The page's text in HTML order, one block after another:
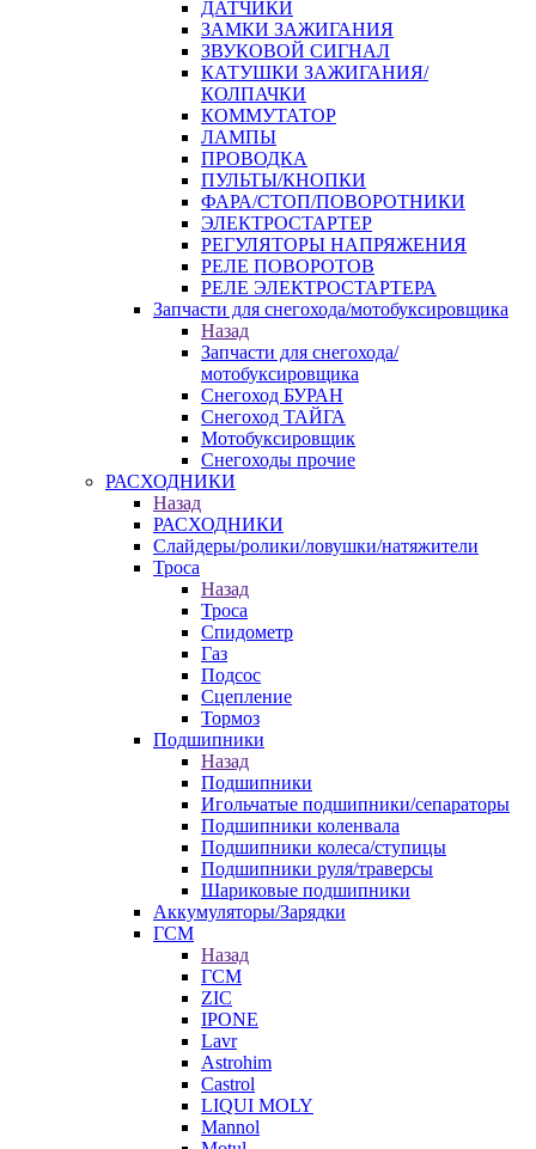
ДАТЧИКИ
ЗАМКИ ЗАЖИГАНИЯ
ЗВУКОВОЙ СИГНАЛ
КАТУШКИ ЗАЖИГАНИЯ/
КОЛПАЧКИ
КОММУТАТОР
ЛАМПЫ
ПРОВОДКА
ПУЛЬТЫ/КНОПКИ
ФАРА/СТОП/ПОВОРОТНИКИ
ЭЛЕКТРОСТАРТЕР
РЕГУЛЯТОРЫ НАПРЯЖЕНИЯ
РЕЛЕ ПОВОРОТОВ
РЕЛЕ ЭЛЕКТРОСТАРТЕРА
Запчасти для снегохода/мотобуксировщика
Назад
Запчасти для снегохода/
мотобуксировщика
Снегоход БУРАН
Снегоход ТАЙГА
Мотобуксировщик
Снегоходы прочие
РАСХОДНИКИ
Назад
РАСХОДНИКИ
Слайдеры/ролики/ловушки/натяжители
Троса
Назад
Троса
Спидометр
Газ
Подсос
Сцепление
Тормоз
Подшипники
Назад
Подшипники
Игольчатые подшипники/сепараторы
Подшипники коленвала
Подшипники колеса/ступицы
Подшипники руля/траверсы
Шариковые подшипники
Аккумуляторы/Зарядки
ГСМ
Назад
ГСМ
ZIC
IPONE
Lavr
Astrohim
Castrol
LIQUI MOLY
Mannol